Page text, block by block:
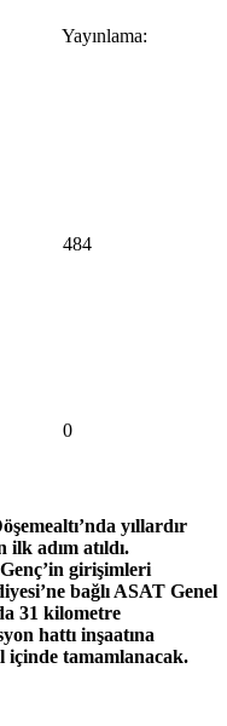
Yayınlama:
484
0
yıllardır
adım atıldı.
girişimleri
bağlı ASAT Genel
31 kilometre
hattı inşaatına
içinde tamamlanacak.